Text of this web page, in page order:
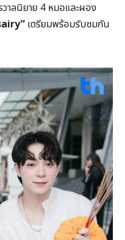
าลนิยาย 4 หมอและผอง
เตรียมพร้อมรับชมกัน